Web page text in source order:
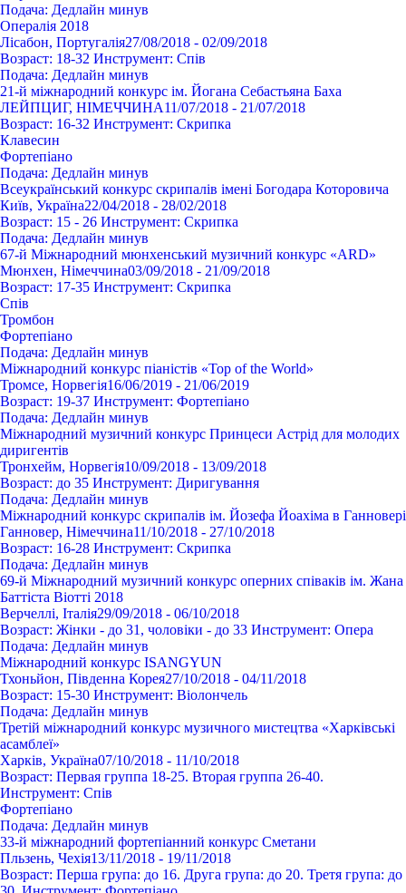
Подача: Дедлайн минув
Опералія 2018
Лісабон, Португалія27/08/2018 - 02/09/2018
Возраст: 18-32 Инструмент: Спів
Подача: Дедлайн минув
21-й міжнародний конкурс ім. Йогана Себастьяна Баха
ЛЕЙПЦИГ, НІМЕЧЧИНА11/07/2018 - 21/07/2018
Возраст: 16-32 Инструмент: Cкрипка
Клавесин
Фортепіано
Подача: Дедлайн минув
Всеукраїнський конкурс скрипалів імені Богодара Которовича
Київ, Україна22/04/2018 - 28/02/2018
Возраст: 15 - 26 Инструмент: Cкрипка
Подача: Дедлайн минув
67-й Міжнародний мюнхенський музичний конкурс «ARD»
Мюнхен, Німеччина03/09/2018 - 21/09/2018
Возраст: 17-35 Инструмент: Cкрипка
Спів
Тромбон
Фортепіано
Подача: Дедлайн минув
Міжнародний конкурс піаністів «Top of the World»
Тромсе, Норвегія16/06/2019 - 21/06/2019
Возраст: 19-37 Инструмент: Фортепіано
Подача: Дедлайн минув
Міжнародний музичний конкурс Принцеси Астрід для молодих
диригентів
Тронхейм, Норвегія10/09/2018 - 13/09/2018
Возраст: до 35 Инструмент: Диригування
Подача: Дедлайн минув
Міжнародний конкурс скрипалів ім. Йозефа Йоахіма в Ганновері
Ганновер, Німеччина11/10/2018 - 27/10/2018
Возраст: 16-28 Инструмент: Cкрипка
Подача: Дедлайн минув
69-й Міжнародний музичний конкурс оперних співаків ім. Жана
Баттіста Віотті 2018
Верчеллі, Італія29/09/2018 - 06/10/2018
Возраст: Жінки - до 31, чоловіки - до 33 Инструмент: Опера
Подача: Дедлайн минув
Міжнародний конкурс ISANGYUN
Тхоньйон, Південна Корея27/10/2018 - 04/11/2018
Возраст: 15-30 Инструмент: Віолончель
Подача: Дедлайн минув
Третій міжнародний конкурс музичного мистецтва «Харківські
асамблеї»
Харків, Україна07/10/2018 - 11/10/2018
Возраст: Первая группа 18-25. Вторая группа 26-40.
Инструмент: Спів
Фортепіано
Подача: Дедлайн минув
33-й міжнародний фортепіанний конкурс Сметани
Пльзень, Чехія13/11/2018 - 19/11/2018
Возраст: Перша група: до 16. Друга група: до 20. Третя група: до